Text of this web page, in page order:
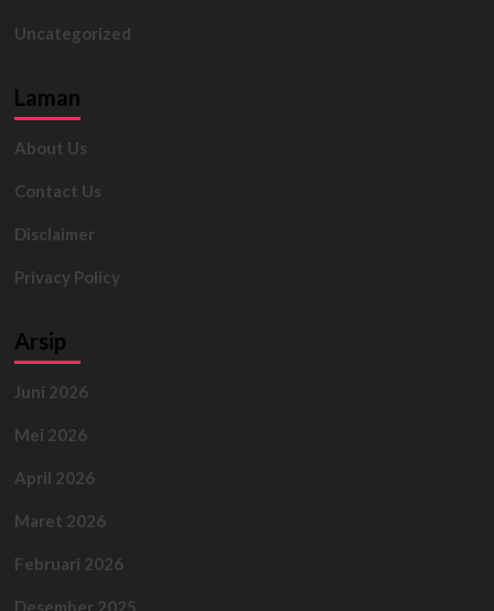
Uncategorized
Laman
About Us
Contact Us
Disclaimer
Privacy Policy
Arsip
Juni 2026
Mei 2026
April 2026
Maret 2026
Februari 2026
Desember 2025